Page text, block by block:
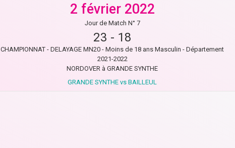
2 février 2022
Jour de Match N° 7
23 - 18
CHAMPIONNAT - DELAYAGE MN20 - Moins de 18 ans Masculin - Département
2021-2022
NORDOVER à GRANDE SYNTHE
GRANDE SYNTHE vs BAILLEUL